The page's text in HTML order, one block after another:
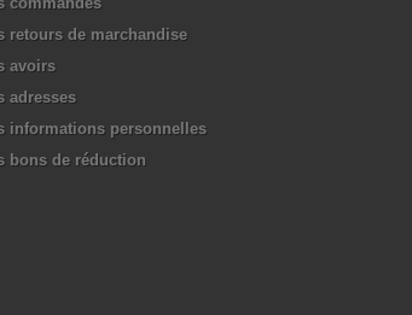
retours de marchandise
avoirs
adresses
informations personnelles
bons de réduction